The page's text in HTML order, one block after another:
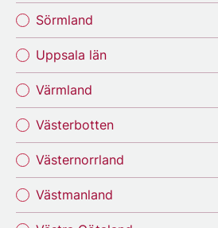
Sörmland
Uppsala län
Värmland
Västerbotten
Västernorrland
Västmanland